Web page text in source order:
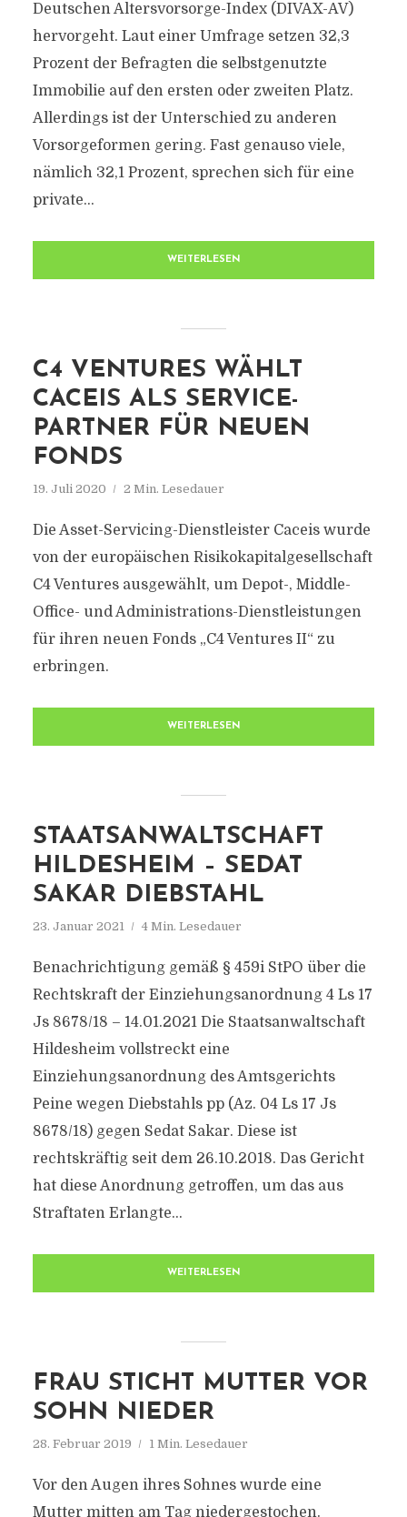
Deutschen Altersvorsorge-Index (DIVAX-AV)
hervorgeht. Laut einer Umfrage setzen 32,3
Prozent der Befragten die selbstgenutzte
Immobilie auf den ersten oder zweiten Platz.
Allerdings ist der Unterschied zu anderen
Vorsorgeformen gering. Fast genauso viele,
nämlich 32,1 Prozent, sprechen sich für eine
private...
WEITERLESEN
C4 VENTURES WÄHLT
CACEIS ALS SERVICE-
PARTNER FÜR NEUEN
FONDS
19. Juli 2020 2 Min. Lesedauer
Die Asset-Servicing-Dienstleister Caceis wurde
von der europäischen Risikokapitalgesellschaft
C4 Ventures ausgewählt, um Depot-, Middle-
Office- und Administrations-Dienstleistungen
für ihren neuen Fonds „C4 Ventures II“ zu
erbringen.
WEITERLESEN
STAATSANWALTSCHAFT
HILDESHEIM – SEDAT
SAKAR DIEBSTAHL
23. Januar 2021 4 Min. Lesedauer
Benachrichtigung gemäß § 459i StPO über die
Rechtskraft der Einziehungsanordnung 4 Ls 17
Js 8678/​18 – 14.01.2021 Die Staatsanwaltschaft
Hildesheim vollstreckt eine
Einziehungsanordnung des Amtsgerichts
Peine wegen Diebstahls pp (Az. 04 Ls 17 Js
8678/​18) gegen Sedat Sakar. Diese ist
rechtskräftig seit dem 26.10.2018. Das Gericht
hat diese Anordnung getroffen, um das aus
Straftaten Erlangte...
WEITERLESEN
FRAU STICHT MUTTER VOR
SOHN NIEDER
28. Februar 2019 1 Min. Lesedauer
Vor den Augen ihres Sohnes wurde eine
Mutter mitten am Tag niedergestochen.